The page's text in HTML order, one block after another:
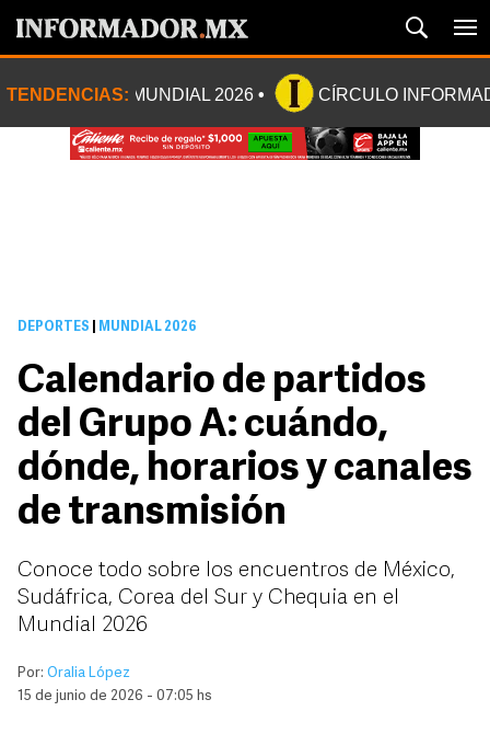
TENDENCIAS: MUNDIAL 2026 CÍRCULO
DEPORTES MUNDIAL 2026
Calendario de partidos
del Grupo A: cuándo,
dónde, horarios y canales
de transmisión
Conoce todo sobre los encuentros de México,
Sudáfrica, Corea del Sur y Chequia en el
Mundial 2026
Por: Oralia López
15 de junio de 2026 - 07:05 hs